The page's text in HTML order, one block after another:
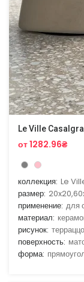
Le Ville
от 1282.96₴
коллекция: Le
размер:
применение: для
материал:
рисунок: терраццо
поверхность:
форма: